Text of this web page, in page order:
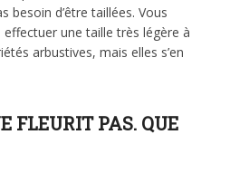
besoin d’être taillées. Vous
effectuer une taille très légère à
arbustives, mais elles s’en
FLEURIT PAS. QUE